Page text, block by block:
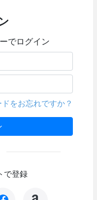
でログイン
をお忘れですか？
で登録